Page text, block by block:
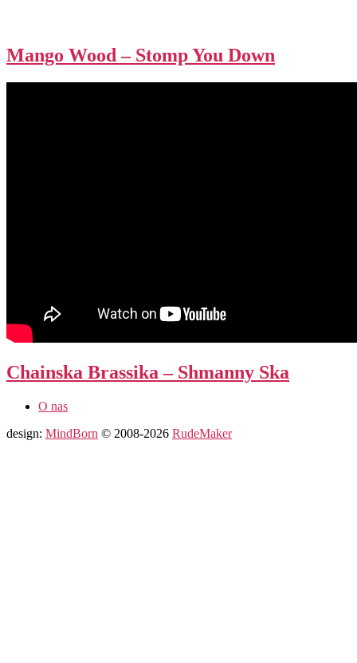
Mango Wood – Stomp You Down
Chainska Brassika – Shmanny Ska
O nas
design: MindBorn © 2008-2026 RudeMaker